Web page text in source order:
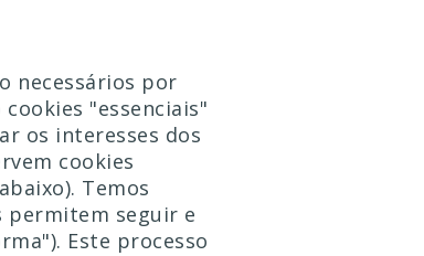
necessários por
"essenciais"
os interesses dos
cookies
. Temos
permitem seguir e
Este processo